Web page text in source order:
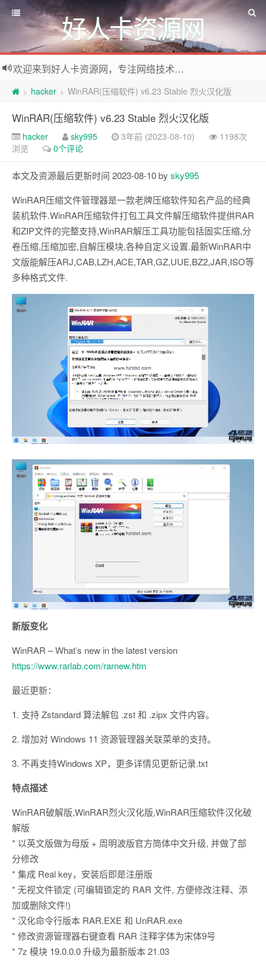
好人卡资源网
欢迎来到好人卡资源网，专注网络技术资源收集，我们不仅是网络资源的搬运工，也生产原创资源。寻找资源请留言或关注公众号:烈日下的男人
> hacker > WinRAR(压缩软件) v6.23 Stable 烈火汉化版
WinRAR(压缩软件) v6.23 Stable 烈火汉化版
hacker sky995 3年前 (2023-08-10)
1198次
浏览
0个评论
本文及资源最后更新时间 2023-08-10 by sky995
WinRAR压缩文件管理器是一款老牌压缩软件知名产品的经典
装机软件.WinRAR压缩软件打包工具文件解压缩软件提供RAR
和ZIP文件的完整支持,WinRAR解压工具功能包括固实压缩,分
卷压缩,压缩加密,自解压模块,各种自定义设置.最新WinRAR中
文版能解压ARJ,CAB,LZH,ACE,TAR,GZ,UUE,BZ2,JAR,ISO等
多种格式文件.
新版变化
WinRAR – What’s new in the latest version
https://www.rarlab.com/rarnew.htm
最近更新：
1. 支持 Zstandard 算法解包 .zst 和 .zipx 文件内容。
2. 增加对 Windows 11 资源管理器关联菜单的支持。
3. 不再支持Windows XP，更多详情见更新记录.txt
特点描述
WinRAR破解版,WinRAR烈火汉化版,WinRAR压缩软件汉化破
解版
* 以英文版做为母版 + 周明波版官方简体中文升级, 并做了部
分修改
* 集成 Real key，安装后即是注册版
* 无视文件锁定 (可编辑锁定的 RAR 文件, 方便修改注释、添
加或删除文件!)
* 汉化命令行版本 RAR.EXE 和 UnRAR.exe
* 修改资源管理器右键查看 RAR 注释字体为宋体9号
* 7z 模块 19.0.0.0 升级为最新版本 21.03